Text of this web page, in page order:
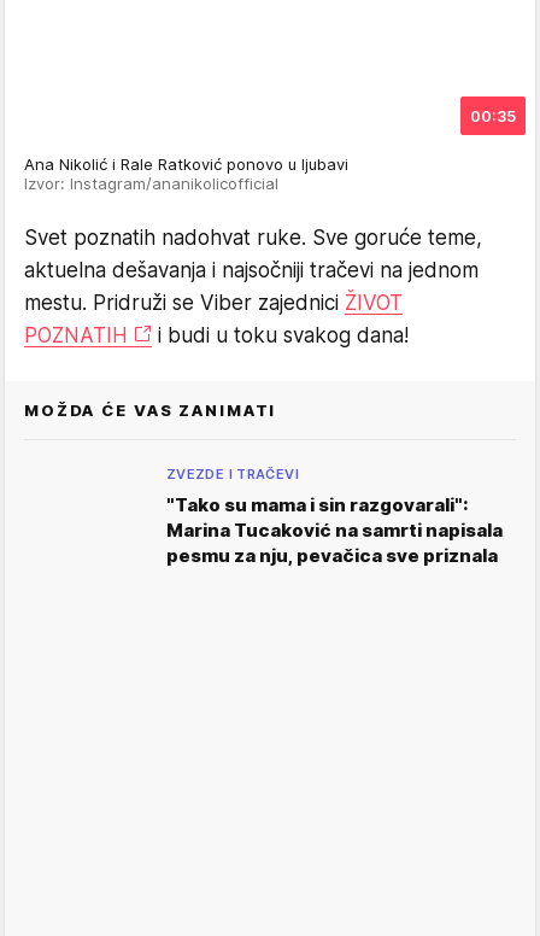
00:35
Ana Nikolić i Rale Ratković ponovo u ljubavi
Izvor: Instagram/ananikolicofficial
Svet poznatih nadohvat ruke. Sve goruće teme,
aktuelna dešavanja i najsočniji tračevi na jednom
mestu. Pridruži se Viber zajednici ŽIVOT
POZNATIH
i budi u toku svakog dana!
MOŽDA ĆE VAS ZANIMATI
ZVEZDE I TRAČEVI
"Tako su mama i sin razgovarali":
Marina Tucaković na samrti napisala
pesmu za nju, pevačica sve priznala